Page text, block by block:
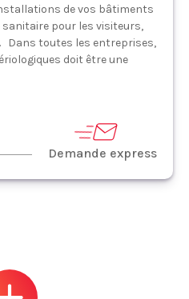
de vos bâtiments
pour les visiteurs,
Dans toutes les entreprises,
doit être une
Demande express